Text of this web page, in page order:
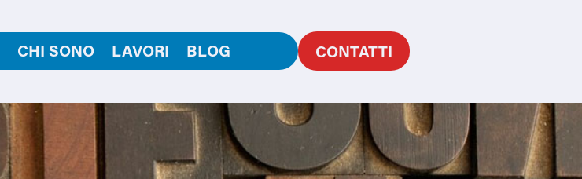
CHI SONO LAVORI BLOG CONTATTI